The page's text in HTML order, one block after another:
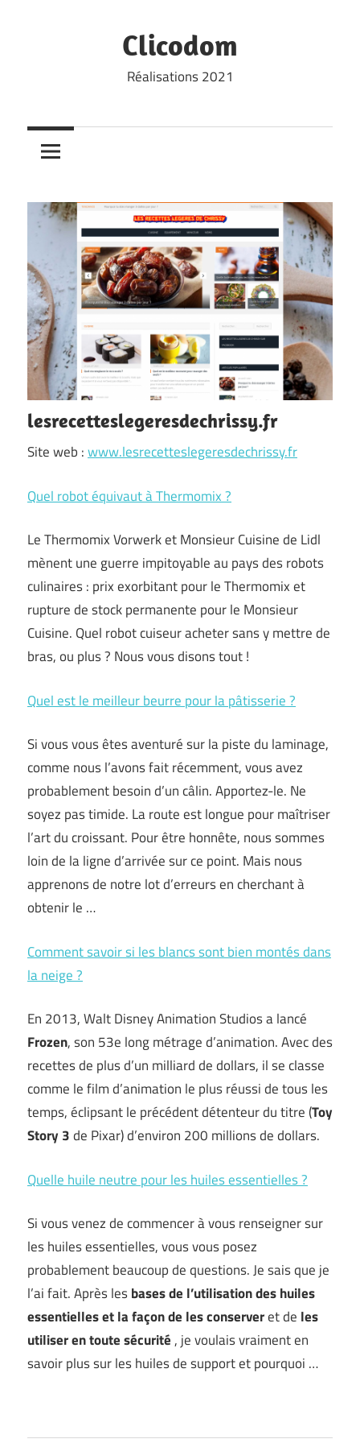
Clicodom
Réalisations 2021
lesrecetteslegeresdechrissy.fr
Site web :www.lesrecetteslegeresdechrissy.fr
Quel robot équivaut à Thermomix ?
Le Thermomix Vorwerk et Monsieur Cuisine de Lidl
mènent une guerre impitoyable au pays des robots
culinaires : prix exorbitant pour le Thermomix et
rupture de stock permanente pour le Monsieur
Cuisine. Quel robot cuiseur acheter sans y mettre de
bras, ou plus ? Nous vous disons tout !
Quel est le meilleur beurre pour la pâtisserie ?
Si vous vous êtes aventuré sur la piste du laminage,
comme nous l’avons fait récemment, vous avez
probablement besoin d’un câlin. Apportez-le. Ne
soyez pas timide. La route est longue pour maîtriser
l’art du croissant. Pour être honnête, nous sommes
loin de la ligne d’arrivée sur ce point. Mais nous
apprenons de notre lot d’erreurs en cherchant à
obtenir le …
Comment savoir si les blancs sont bien montés dans
la neige ?
En 2013, Walt Disney Animation Studios a lancé
Frozen, son 53e long métrage d’animation. Avec des
recettes de plus d’un milliard de dollars, il se classe
comme le film d’animation le plus réussi de tous les
temps, éclipsant le précédent détenteur du titre (Toy
Story 3de Pixar) d’environ 200 millions de dollars.
Quelle huile neutre pour les huiles essentielles ?
Si vous venez de commencer à vous renseigner sur
les huiles essentielles, vous vous posez
probablement beaucoup de questions. Je sais que je
l’ai fait. Après lesbases de l’utilisation des huiles
essentielleset la façon de les conserveret de les
utiliser en toute sécurité , je voulais vraiment en
savoir plus sur les huiles de support et pourquoi …